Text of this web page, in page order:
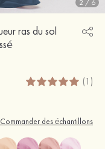
2 / 6
ras du sol
(1)
Commander des échantillons